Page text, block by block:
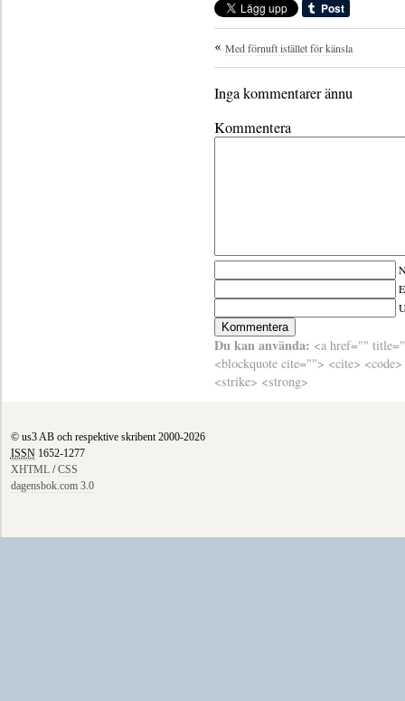
Med förnuft istället för känsla
Inga kommentarer ännu
Kommentera
Du kan använda: <a href=""
<blockquote cite=""> <cite>
<strike> <strong>
© us3 AB och respektive skribent 2000-2026
ISSN1652-1277
XHTML/CSS
dagensbok.com 3.0